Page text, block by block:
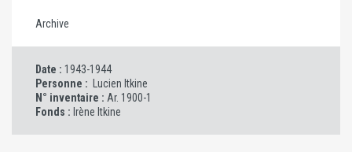
Archive
Date : 1943-1944
Personne : Lucien Itkine
N° inventaire : Ar. 1900-1
Fonds : Irène Itkine